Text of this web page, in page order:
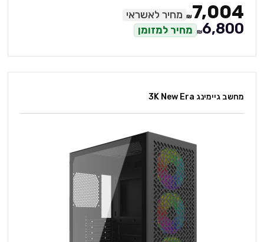
₪7,004 מחיר לאשראי
₪6,800 מחיר למזומן
מחשב גיימינג 3K New Era